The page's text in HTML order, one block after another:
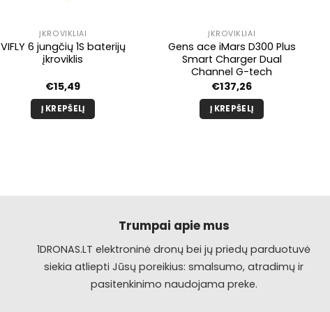
ĮKROVIKLIAI
VIFLY 6 jungčių 1S baterijų
įkroviklis
€15,49
Į KREPŠELĮ
ĮKROVIKLIAI
Gens ace iMars D300 Plus
Smart Charger Dual
Channel G-tech
€137,26
Į KREPŠELĮ
Trumpai apie mus
1DRONAS.LT elektroninė dronų bei jų priedų parduotuvė
siekia atliepti Jūsų poreikius: smalsumo, atradimų ir
pasitenkinimo naudojama preke.